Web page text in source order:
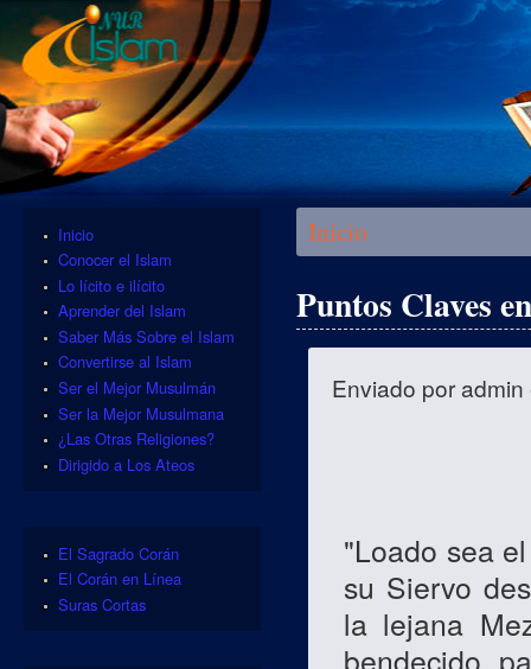
Se encuentra usted aquí
Inicio
Puntos Claves
Enviado poradmin
"Loado sea
su Siervo
la lejana
bendecido,
Inicio
Conocer el Islam
Lo lícito e ilícito
Aprender del Islam
Saber Más Sobre el Islam
Convertirse al Islam
Ser el Mejor Musulmán
Ser la Mejor Musulmana
¿Las Otras Religiones?
Dirigido a Los Ateos
El Sagrado Corán
El Corán en Línea
Suras Cortas